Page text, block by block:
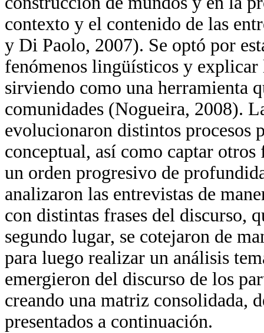
contexto y el contenido de las
y Di Paolo, 2007). Se optó por
fenómenos lingüísticos y
sirviendo como una herramienta
comunidades (Nogueira, 2008).
evolucionaron distintos procesos
conceptual, así como captar
un orden progresivo de
analizaron las entrevistas de
con distintas frases del discurso,
segundo lugar, se cotejaron de
para luego realizar un análisis
emergieron del discurso de los
creando una matriz consolidada,
presentados a continuación.